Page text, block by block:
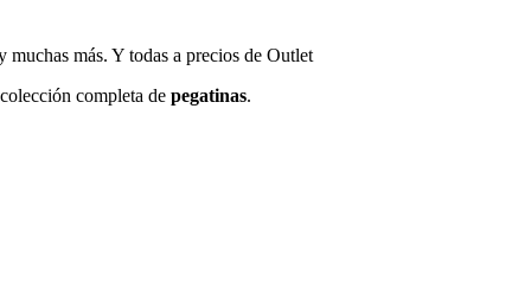
muchas más. Y todas a precios de Outlet
completa de pegatinas.